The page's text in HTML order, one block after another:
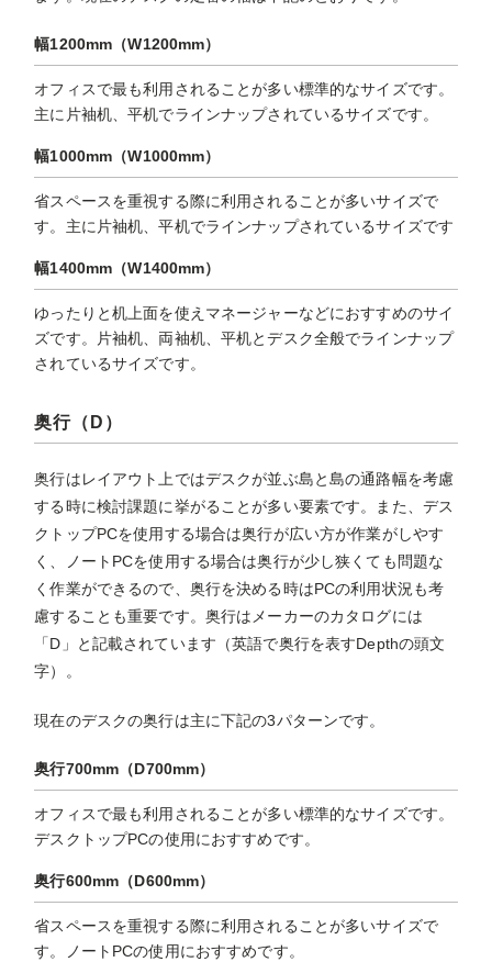
幅1200mm（W1200mm）
オフィスで最も利用されることが多い標準的なサイズです。
主に片袖机、平机でラインナップされているサイズです。
幅1000mm（W1000mm）
省スペースを重視する際に利用されることが多いサイズで
す。主に片袖机、平机でラインナップされているサイズです
幅1400mm（W1400mm）
ゆったりと机上面を使えマネージャーなどにおすすめのサイ
ズです。片袖机、両袖机、平机とデスク全般でラインナップ
されているサイズです。
奥行（D）
奥行はレイアウト上ではデスクが並ぶ島と島の通路幅を考慮
する時に検討課題に挙がることが多い要素です。また、デス
クトップPCを使用する場合は奥行が広い方が作業がしやす
く、ノートPCを使用する場合は奥行が少し狭くても問題な
く作業ができるので、奥行を決める時はPCの利用状況も考
慮することも重要です。奥行はメーカーのカタログには
「D」と記載されています（英語で奥行を表すDepthの頭文
字）。
現在のデスクの奥行は主に下記の3パターンです。
奥行700mm（D700mm）
オフィスで最も利用されることが多い標準的なサイズです。
デスクトップPCの使用におすすめです。
奥行600mm（D600mm）
省スペースを重視する際に利用されることが多いサイズで
す。ノートPCの使用におすすめです。